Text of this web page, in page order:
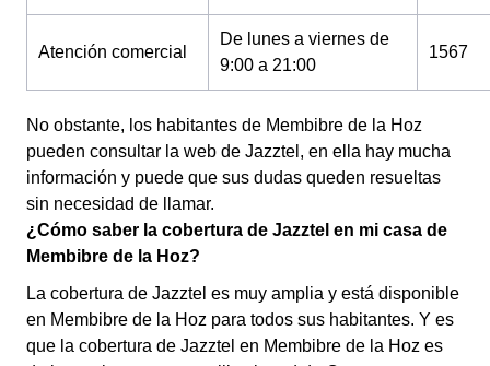
Atención comercial
De lunes a viernes de
9:00 a 21:00
1567
No obstante, los habitantes de Membibre de la Hoz
pueden consultar la web de Jazztel, en ella hay mucha
información y puede que sus dudas queden resueltas
sin necesidad de llamar.
¿Cómo saber la cobertura de Jazztel en mi casa de
Membibre de la Hoz?
La cobertura de Jazztel es muy amplia y está disponible
en Membibre de la Hoz para todos sus habitantes. Y es
que la cobertura de Jazztel en Membibre de la Hoz es